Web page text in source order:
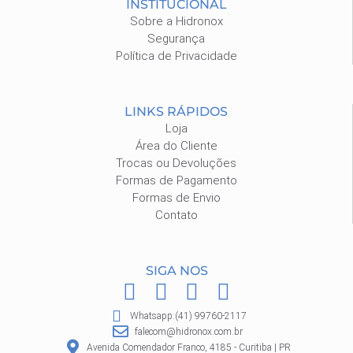
INSTITUCIONAL
Sobre a Hidronox
Segurança
Política de Privacidade
LINKS RÁPIDOS
Loja
Área do Cliente
Trocas ou Devoluções
Formas de Pagamento
Formas de Envio
Contato
SIGA NOS
F
a
c
I
n
s
P
i
n
W
h
a
Whatsapp:(41) 99760-2117
falecom@hidronox.com.br
Avenida Comendador Franco, 4185 - Curitiba | PR